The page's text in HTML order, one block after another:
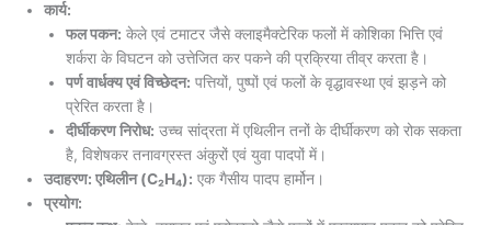
कार्य:
फल पकन: केले एवं टमाटर जैसे क्लाइमैक्टेरिक फलों में कोशिका भित्ति एवं
शर्करा के विघटन को उत्तेजित कर पकने की प्रक्रिया तीव्र करता है।
पर्ण वार्धक्य एवं विच्छेदन: पत्तियों, पुष्पों एवं फलों के वृद्धावस्था एवं झड़ने को
प्रेरित करता है।
दीर्घीकरण निरोध: उच्च सांद्रता में एथिलीन तनों के दीर्घीकरण को रोक सकता
है, विशेषकर तनावग्रस्त अंकुरों एवं युवा पादपों में।
उदाहरण: एथिलीन (C₂H₄): एक गैसीय पादप हार्मोन।
प्रयोग: